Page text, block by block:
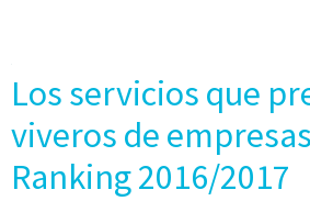
Los servicios que
viveros de
Ranking 2016/2017